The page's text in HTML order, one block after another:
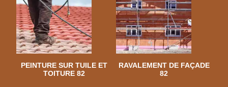
PEINTURE SUR TUILE ET
TOITURE 82
RAVALEMENT DE FAÇADE
82